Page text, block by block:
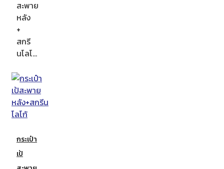
สะพาย
หลัง
+
สกรี
นโลโ…
กระเป๋า
เป้